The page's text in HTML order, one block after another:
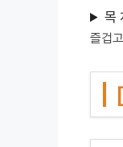
목
즐겁